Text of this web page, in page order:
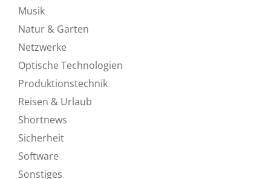
Musik
Natur & Garten
Netzwerke
Optische Technologien
Produktionstechnik
Reisen & Urlaub
Shortnews
Sicherheit
Software
Sonstiges